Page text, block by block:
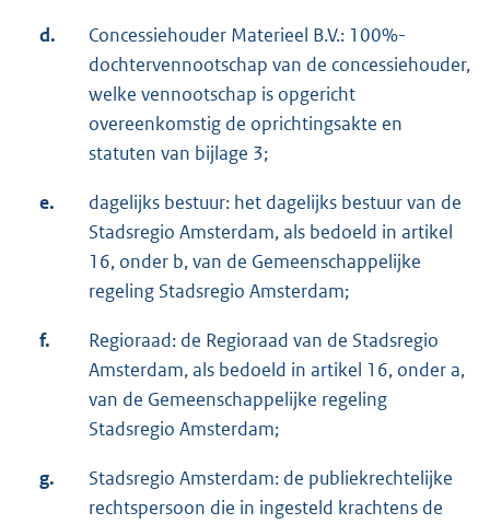
d.
Concessiehouder Materieel B.V.: 100%-
dochtervennootschap van de concessiehouder,
welke vennootschap is opgericht
overeenkomstig de oprichtingsakte en
statuten van bijlage 3;
e.
dagelijks bestuur: het dagelijks bestuur van de
Stadsregio Amsterdam, als bedoeld in artikel
16, onder b, van de Gemeenschappelijke
regeling Stadsregio Amsterdam;
f.
Regioraad: de Regioraad van de Stadsregio
Amsterdam, als bedoeld in artikel 16, onder a,
van de Gemeenschappelijke regeling
Stadsregio Amsterdam;
g.
Stadsregio Amsterdam: de publiekrechtelijke
rechtspersoon die in ingesteld krachtens de